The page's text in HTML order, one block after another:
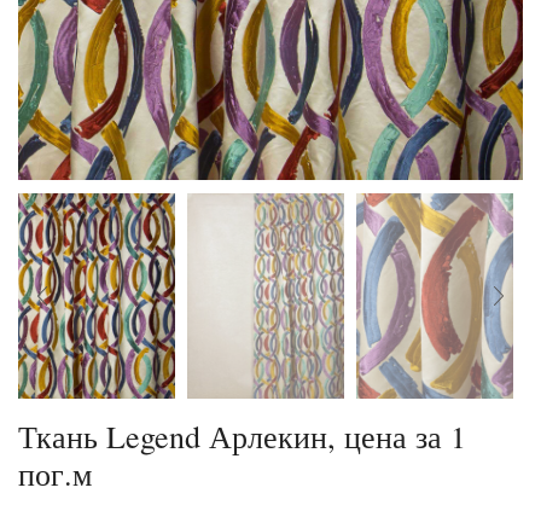
Ткань Legend Арлекин, цена за 1
пог.м